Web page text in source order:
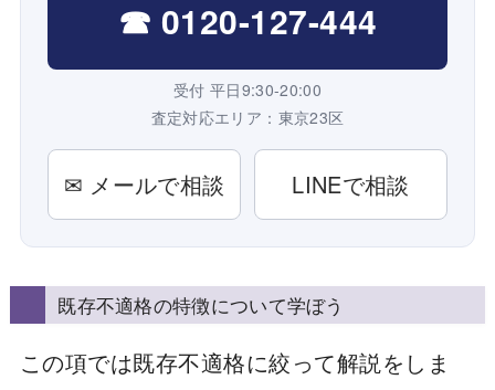
☎ 0120-127-444
受付 平日9:30-20:00
査定対応エリア：東京23区
✉ メールで相談 LINEで相談
既存不適格の特徴について学ぼう
この項では既存不適格に絞って解説をしま